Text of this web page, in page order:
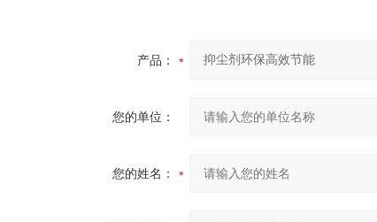
产品：
您的单位：
您的姓名：